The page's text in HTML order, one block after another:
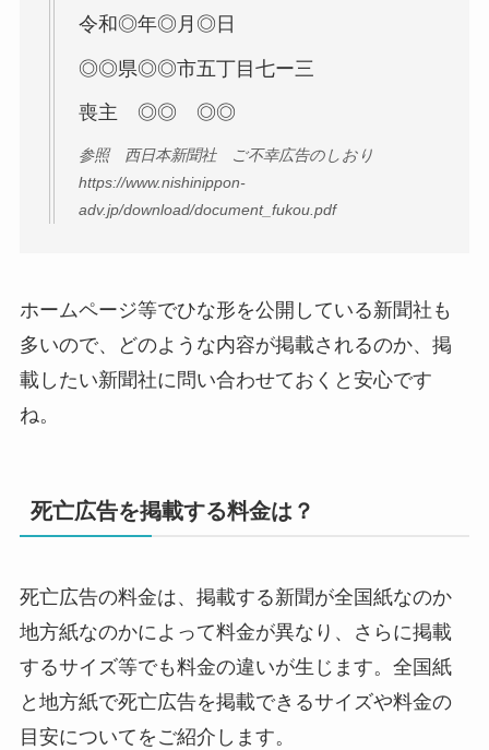
令和◎年◎月◎日
◎◎県◎◎市五丁目七ー三
喪主 ◎◎ ◎◎
参照 西日本新聞社 ご不幸広告のしおり
https://www.nishinippon-
adv.jp/download/document_fukou.pdf
ホームページ等でひな形を公開している新聞社も
多いので、どのような内容が掲載されるのか、掲
載したい新聞社に問い合わせておくと安心です
ね。
死亡広告を掲載する料金は？
死亡広告の料金は、掲載する新聞が全国紙なのか
地方紙なのかによって料金が異なり、さらに掲載
するサイズ等でも料金の違いが生じます。全国紙
と地方紙で死亡広告を掲載できるサイズや料金の
目安についてをご紹介します。